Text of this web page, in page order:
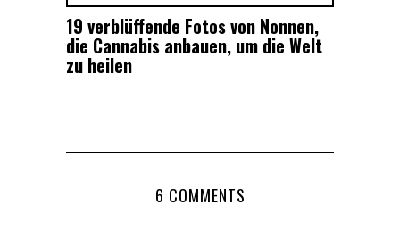
19 verblüffende Fotos von Nonnen,
die Cannabis anbauen, um die Welt
zu heilen
6 COMMENTS